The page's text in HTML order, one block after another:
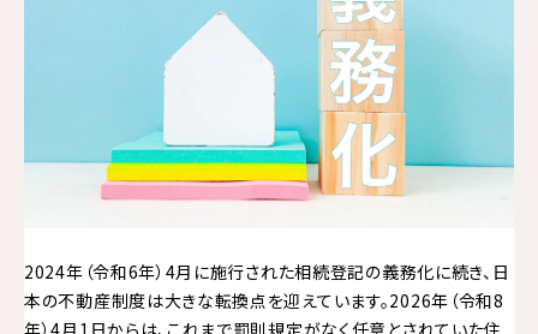
2024年（令和6年）4月に施行された相続登記の義務化に続き、日
本の不動産制度は大きな転換点を迎えています。2026年（令和8
年）4月1日からは、これまで罰則規定がなく任意とされていた住